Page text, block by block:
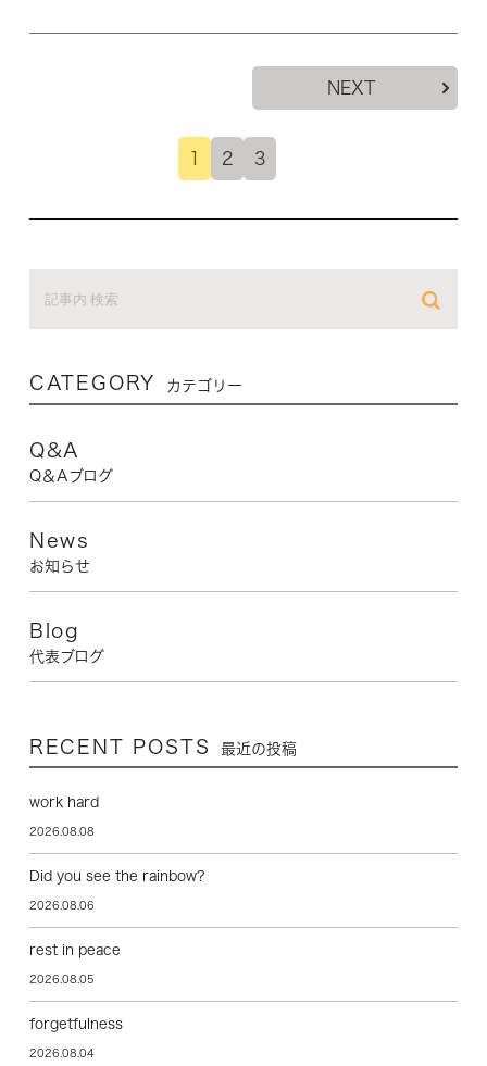
2 3
NEXT
CATEGORY カテゴリー
Q&A
Q＆Aブログ
News
お知らせ
Blog
代表ブログ
RECENT POSTS 最近の投稿
work hard
2026.08.08
Did you see the rainbow?
2026.08.06
rest in peace
2026.08.05
forgetfulness
2026.08.04